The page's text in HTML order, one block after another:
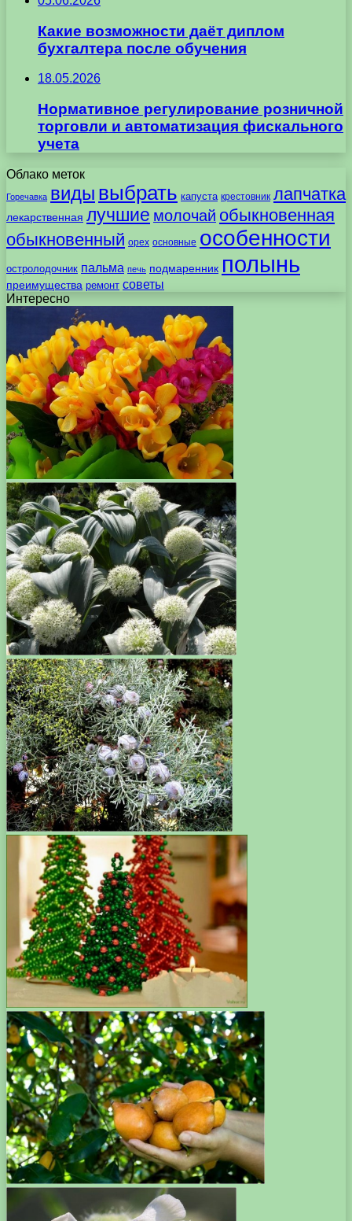
Какие возможности даёт диплом
бухгалтера после обучения
18.05.2026
Нормативное регулирование розничной
торговли и автоматизация фискального
учета
Облако меток
Горечавка виды выбрать капуста крестовник лапчатка
лекарственная лучшие молочай обыкновенная
обыкновенный орех основные особенности
остролодочник пальма печь подмаренник полынь
преимущества ремонт советы
Интересно